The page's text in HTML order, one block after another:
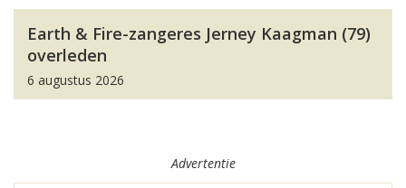
Earth & Fire-zangeres Jerney Kaagman (79)
overleden
6 augustus 2026
Advertentie